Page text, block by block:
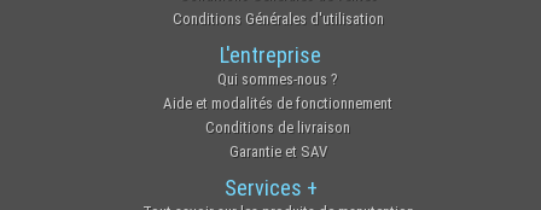
Conditions Générales d'utilisation
L'entreprise
Qui sommes-nous ?
Aide et modalités de fonctionnement
Conditions de livraison
Garantie et SAV
Services +